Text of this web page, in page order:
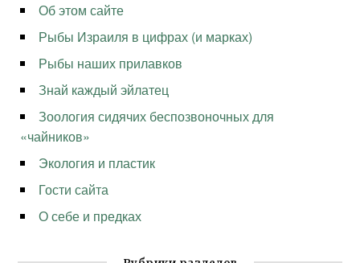
Об этом сайте
Рыбы Израиля в цифрах (и марках)
Рыбы наших прилавков
Знай каждый эйлатец
Зоология сидячих беспозвоночных для
«чайников»
Экология и пластик
Гости сайта
О себе и предках